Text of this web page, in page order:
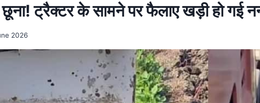
छूना! ट्रैक्टर के सामने पर फैलाए खड़ी हो गई
2026